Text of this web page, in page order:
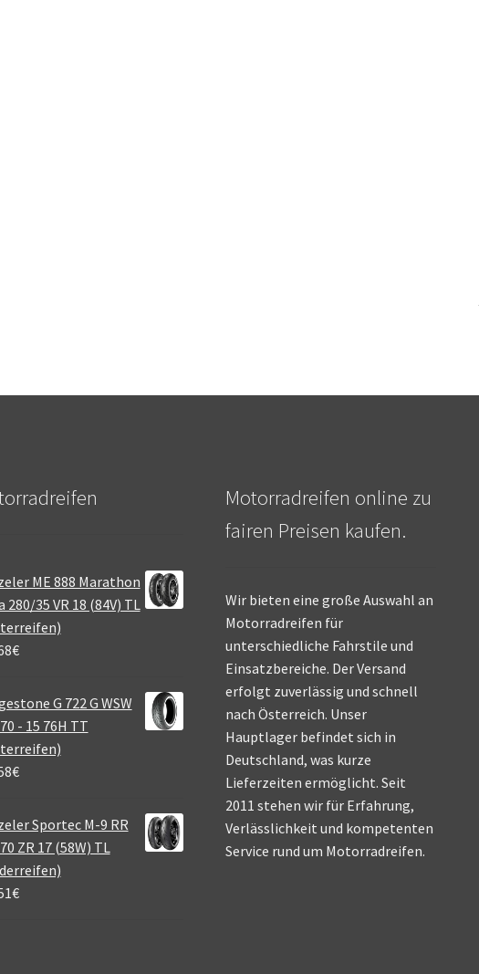
ME 888 Marathon
280/35 VR 18 (84V) TL
€
G 722 G WSW
- 15 76H TT
€
Sportec M-9 RR
ZR 17 (58W) TL
€
Motorradreifen online zu
fairen Preisen kaufen.
Wir bieten eine große Auswahl an
Motorradreifen für
unterschiedliche Fahrstile und
Einsatzbereiche. Der Versand
erfolgt zuverlässig und schnell
nach Österreich. Unser
Hauptlager befindet sich in
Deutschland, was kurze
Lieferzeiten ermöglicht. Seit
2011 stehen wir für Erfahrung,
Verlässlichkeit und kompetenten
Service rund um Motorradreifen.